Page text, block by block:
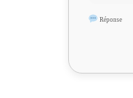
Réponse